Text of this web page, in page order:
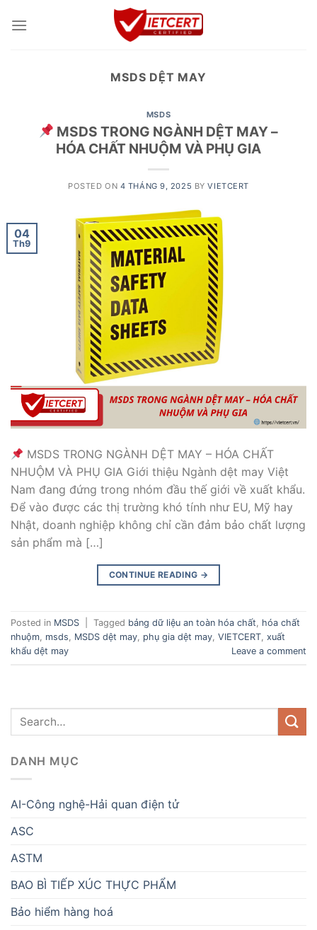
MSDS DỆT MAY
MSDS
MSDS TRONG NGÀNH DỆT MAY –
HÓA CHẤT NHUỘM VÀ PHỤ GIA
POSTED ON 4 THÁNG 9, 2025 BYVIETCERT
04
Th9
MSDS TRONG NGÀNH DỆT MAY – HÓA CHẤT
NHUỘM VÀ PHỤ GIA Giới thiệu Ngành dệt may Việt
Nam đang đứng trong nhóm đầu thế giới về xuất khẩu.
Để vào được các thị trường khó tính như EU, Mỹ hay
Nhật, doanh nghiệp không chỉ cần đảm bảo chất lượng
sản phẩm mà […]
CONTINUE READING →
Posted in MSDS Tagged bảng dữ liệu an toàn hóa chất, hóa chất
nhuộm, msds, MSDS dệt may, phụ gia dệt may, VIETCERT, xuất
khẩu dệt may
Leave a comment
DANH MỤC
AI-Công nghệ-Hải quan điện tử
ASC
ASTM
BAO BÌ TIẾP XÚC THỰC PHẨM
Bảo hiểm hàng hoá